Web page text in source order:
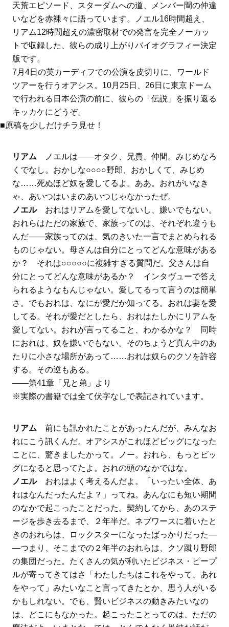
天荒エピソード、スターダムへの道、メンバー間の仲違
いなどを赤裸々に語っています。ノエル16時間超え、
リアム12時間超えの濃密取材での発言を完全ノーカッ
トで収録した、彼らの成り上がりバイオグラフィー決定
版です。
7月4日の英カーディフでの公演を皮切りに、ワールド
ツアーを行うオアシス。10月25日、26日に東京ドーム
で行われる日本公演の前に、彼らの「伝説」を振り返る
キッカケにどうぞ。
■原稿を少しだけチラ見せ！
リアムノエルは――オタク、兄貴、仲間。みじめなろ
くでなし。おかしな○○○○野郎、おかしくて、みじめ
な……死ぬほど奴を愛してるよ。ああ。おれがいなき
ゃ、あいつはいまのあいつじゃなかったぜ。
ノエルおれはリアムを愛してないし、嫌いでもない。
おれらはただの家族で、家族ってのは、それぞれ違うも
んだ――家族ってのは、気のきいた一言でまとめられる
ものじゃない。母さんは自分にとってどんな意味がある
か？ それは○○○○○に複雑すぎる質問だ。父さんは自
分にとってどんな意味があるか？ インタヴューで答え
られるようなもんじゃない。愛してるって言うのは簡単
さ。でもおれは、なにが愛だか知ってる。おれは妻を愛
してる。それが愛だとしたら、おれはたしかにリアムを
愛してない。おれが言ってること、わかるかな？ 同時
におれは、奴を嫌いでもない。そのちょうど真ん中のあ
たりに小さな場所があって……おれは奴らのクソを許容
する。その逆もある。
――第41章「兄と弟」より
※実際の書籍では全て伏字なしで表記されています。
リアム 前にも訊かれたことがあったんだが、みんなお
れにこう訊くんだ。オアシスがこれほどビッグになった
ことに、驚きましたかって。ノー。おれら、もっとビッ
グになると思ってたよ。おれの頭のなかではな。
ノエルおれはよく考えるんだよ。「いったい全体、あ
れはなんだったんだよ？」ってね。あんなにも短い期間
のなかで起こったことだった。契約してから、あのステ
ージを歩き去るまで、２年半だ。ネブワースに着いたと
きのおれらは、ロックスターになったばっかりだった―
―つまり、そこまでの２年半のおれらは、クソ蹴り野郎
の集団だった。たくさんの気が利いたビジネス・ピープ
ルが寄ってきてはさ「わたしたちはこれをやって、あれ
をやって」みたいなこと言ってきたとか、思う人がいる
かもしれない。でも、賢いビジネスの動きみたいなの
は、どこにもなかった。起こったことってのは、ただの